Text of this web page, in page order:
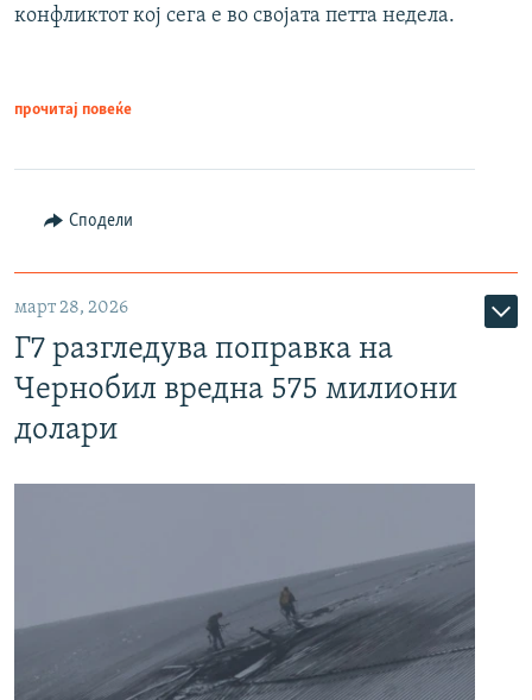
конфликтот кој сега е во својата петта недела.
прочитај повеќе
Сподели
март 28, 2026
Г7 разгледува поправка на
Чернобил вредна 575 милиони
долари